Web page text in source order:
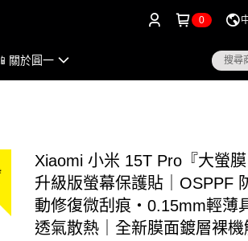
0
📱關於圓一
Xiaomi 小米 15T Pro『大螢
升級版螢幕保護貼｜OSPPF
動修復微刮痕・0.15mm輕薄
透氣散熱｜全新膜面鍍層裸